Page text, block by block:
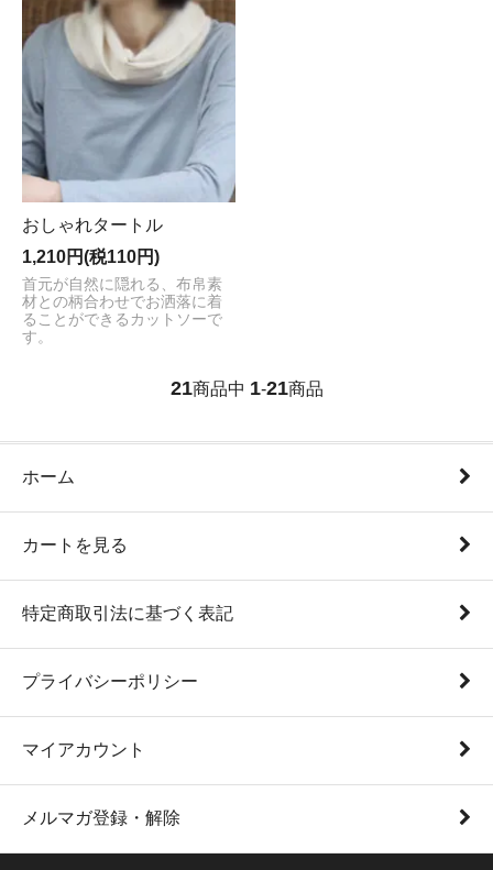
おしゃれタートル
1,210円(税110円)
首元が自然に隠れる、布帛素
材との柄合わせでお洒落に着
ることができるカットソーで
す。
21商品中 1-21商品
ホーム
カートを見る
特定商取引法に基づく表記
プライバシーポリシー
マイアカウント
メルマガ登録・解除